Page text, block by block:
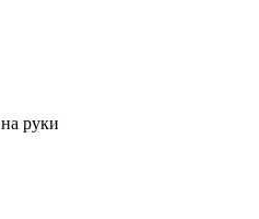
на руки